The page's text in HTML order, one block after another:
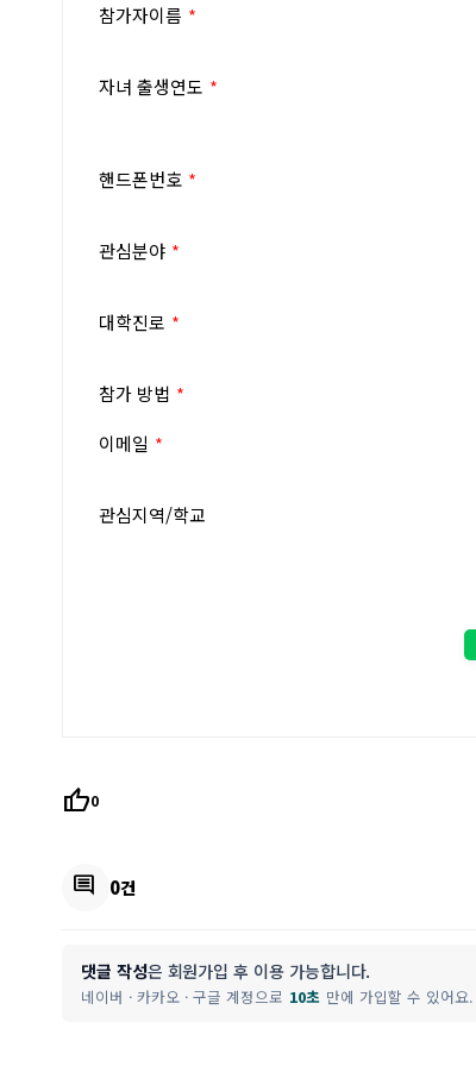
참가자이름
자녀 출생연도
핸드폰번호
관심분야
대학진로
참가 방법
이메일
관심지역/학교
thumb_up0
comment 0건
댓글 작성은 회원가입 후 이용 가능합니다.
네이버 · 카카오 · 구글 계정으로 10초 만에 가입할 수 있어요.